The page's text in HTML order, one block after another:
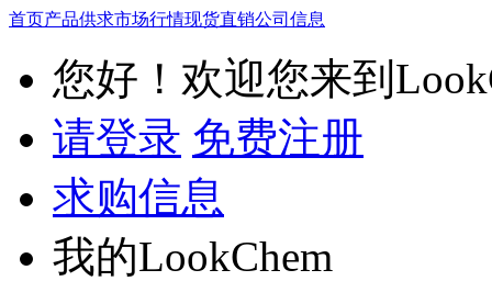
首页产品供求市场行情现货直销公司信息
您好！欢迎您来到
请登录 免费注册
求购信息
我的LookChem